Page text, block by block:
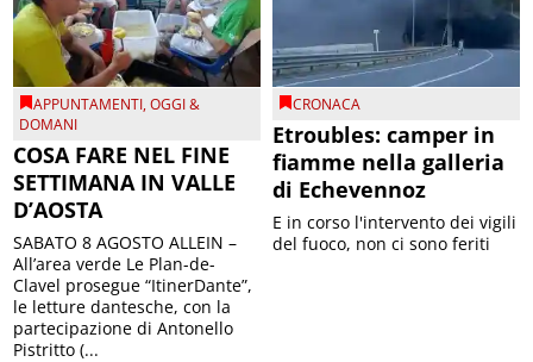
APPUNTAMENTI,OGGI &
DOMANI
COSA FARE NEL FINE
SETTIMANA IN VALLE
D’AOSTA
SABATO 8 AGOSTO ALLEIN –
All’area verde Le Plan-de-
Clavel prosegue “ItinerDante”,
le letture dantesche, con la
partecipazione di Antonello
Pistritto (...
CRONACA
Etroubles: camper in
fiamme nella galleria
di Echevennoz
E in corso l'intervento dei vigili
del fuoco, non ci sono feriti